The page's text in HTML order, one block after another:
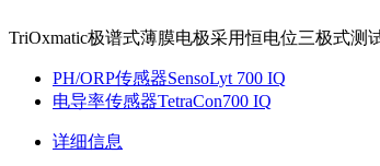
TriOxmatic极谱式薄膜电极采用恒电位三极式
PH/ORP传感器SensoLyt 700 IQ
电导率传感器TetraCon700 IQ
详细信息